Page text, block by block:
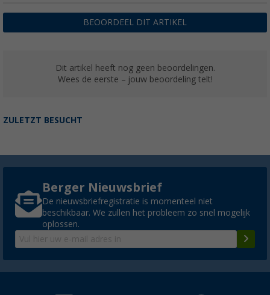
vanaf€ 1.479,-Adviesprijs
BEOORDEEL DIT ARTIKEL
Dit artikel heeft nog geen beoordelingen.
Wees de eerste – jouw beoordeling telt!
ZULETZT BESUCHT
Berger Nieuwsbrief
De nieuwsbriefregistratie is momenteel niet
beschikbaar. We zullen het probleem zo snel mogelijk
oplossen.